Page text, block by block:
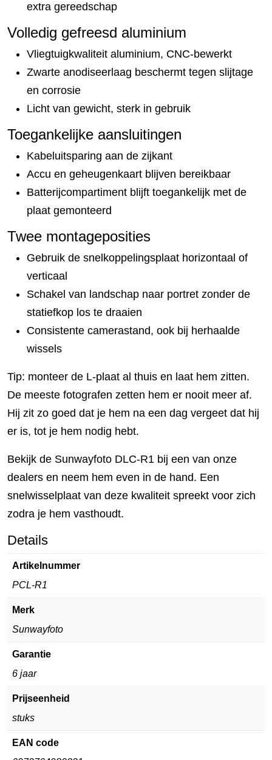
extra gereedschap
Volledig gefreesd aluminium
Vliegtuigkwaliteit aluminium, CNC-bewerkt
Zwarte anodiseerlaag beschermt tegen slijtage
en corrosie
Licht van gewicht, sterk in gebruik
Toegankelijke aansluitingen
Kabeluitsparing aan de zijkant
Accu en geheugenkaart blijven bereikbaar
Batterijcompartiment blijft toegankelijk met de
plaat gemonteerd
Twee montageposities
Gebruik de snelkoppelingsplaat horizontaal of
verticaal
Schakel van landschap naar portret zonder de
statiefkop los te draaien
Consistente camerastand, ook bij herhaalde
wissels
Tip: monteer de L-plaat al thuis en laat hem zitten.
De meeste fotografen zetten hem er nooit meer af.
Hij zit zo goed dat je hem na een dag vergeet dat hij
er is, tot je hem nodig hebt.
Bekijk de Sunwayfoto DLC-R1 bij een van onze
dealers en neem hem even in de hand. Een
snelwisselplaat van deze kwaliteit spreekt voor zich
zodra je hem vasthoudt.
Details
Artikelnummer
PCL-R1
Merk
Sunwayfoto
Garantie
6 jaar
Prijseenheid
stuks
EAN code